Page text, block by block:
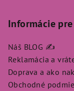
Informácie
Náš BLOG ✍️
Reklamácia a
Doprava a ako
Obchodné